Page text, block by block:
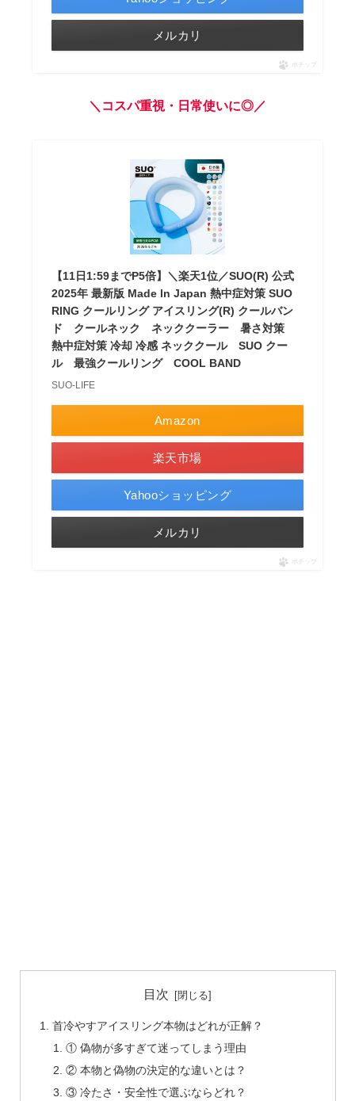
メルカリ
ポチップ
＼コスパ重視・日常使いに◎／
【11日1:59までP5倍】＼楽天1位／SUO(R) 公式
2025年 最新版 Made ln Japan 熱中症対策 SUO
RING クールリング アイスリング(R) クールバン
ド クールネック ネッククーラー 暑さ対策
熱中症対策 冷却 冷感 ネッククール SUO クー
ル 最強クールリング COOL BAND
SUO-LIFE
Amazon
楽天市場
Yahooショッピング
メルカリ
ポチップ
目次
首冷やすアイスリング本物はどれが正解？
① 偽物が多すぎて迷ってしまう理由
② 本物と偽物の決定的な違いとは？
③ 冷たさ・安全性で選ぶならどれ？